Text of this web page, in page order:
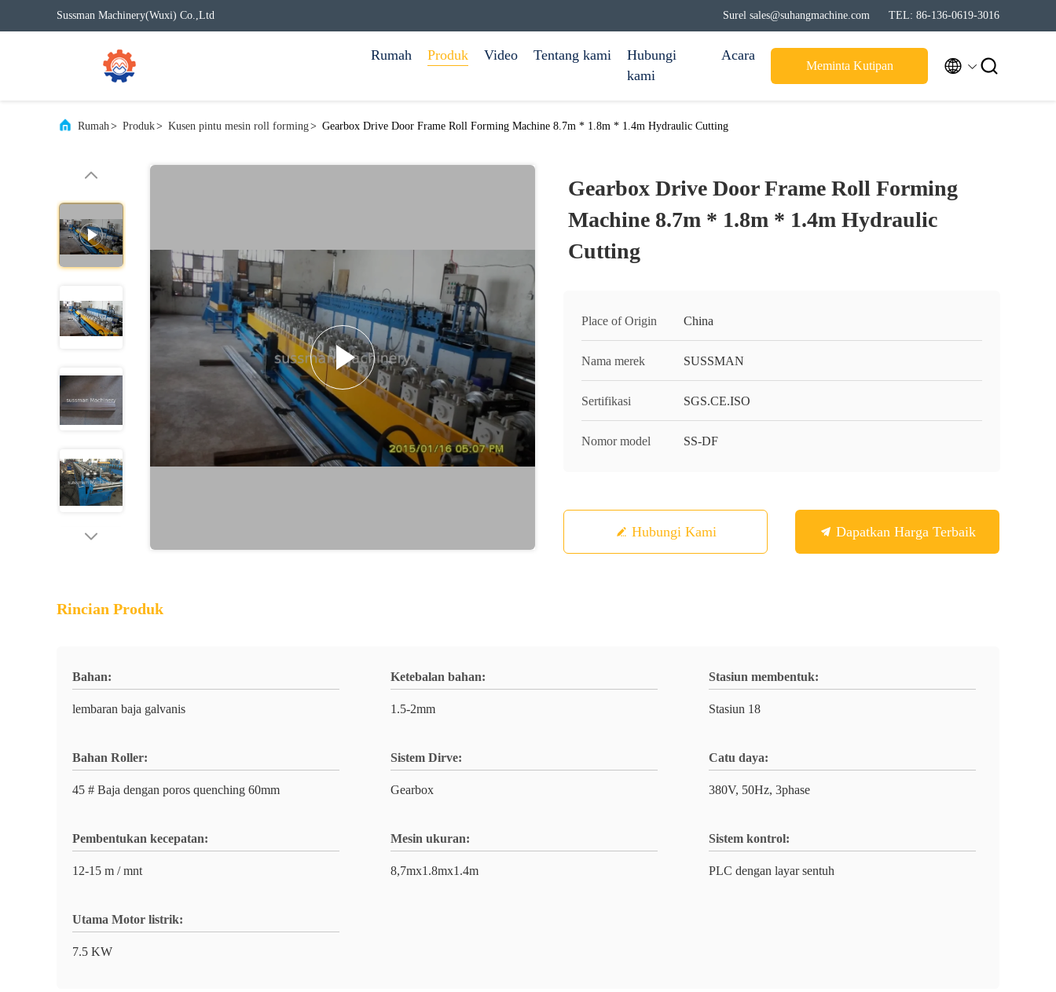
Sussman Machinery(Wuxi) Co.,Ltd Surel sales@suhangmachine.com TEL: 86-136-0619-3016
Rumah Produk Video Tentang kami
Hubungi
kami
Acara
Meminta Kutipan  
Rumah> Produk> Kusen pintu mesin roll forming> Gearbox Drive Door Frame Roll Forming Machine 8.7m * 1.8m * 1.4m Hydraulic Cutting
Gearbox Drive Door Frame Roll Forming
Machine 8.7m * 1.8m * 1.4m Hydraulic
Cutting
Place of Origin China
Nama merek SUSSMAN
Sertifikasi SGS.CE.ISO
Nomor model SS-DF
Hubungi Kami Dapatkan Harga Terbaik
Rincian Produk
Bahan:
lembaran baja galvanis
Ketebalan bahan:
1.5-2mm
Stasiun membentuk:
Stasiun 18
Bahan Roller:
45 # Baja dengan poros quenching 60mm
Sistem Dirve:
Gearbox
Catu daya:
380V, 50Hz, 3phase
Pembentukan kecepatan:
12-15 m / mnt
Mesin ukuran:
8,7mx1.8mx1.4m
Sistem kontrol:
PLC dengan layar sentuh
Utama Motor listrik:
7.5 KW